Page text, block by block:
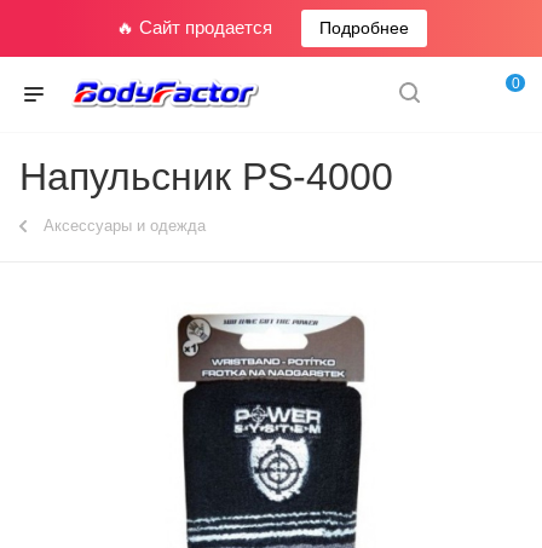
🔥 Сайт продается Подробнее
0
Напульсник PS-4000
Аксессуары и одежда